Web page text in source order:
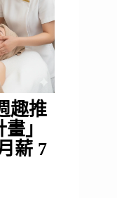
趣推
」
薪 7